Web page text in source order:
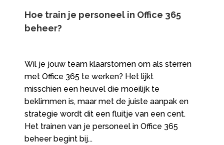
Hoe train je personeel in Office 365
beheer?
Wil je jouw team klaarstomen om als sterren
met Office 365 te werken? Het lijkt
misschien een heuvel die moeilijk te
beklimmen is, maar met de juiste aanpak en
strategie wordt dit een fluitje van een cent.
Het trainen van je personeel in Office 365
beheer begint bij...